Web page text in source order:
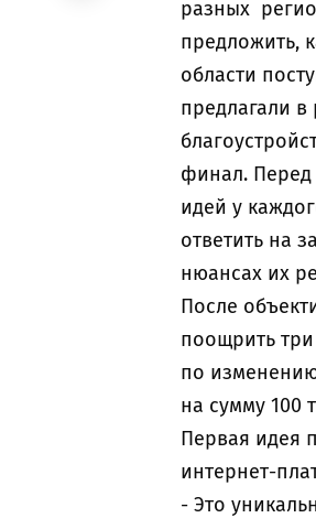
разных
предложить,
области
предлагали
финал. Перед
идей у
ответить на
нюансах их
После
поощрить
по
на сумму 100
Первая идея
интернет-
- Это